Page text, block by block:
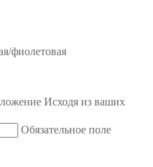
фиолетовая
Исходя из ваших
Обязательное поле